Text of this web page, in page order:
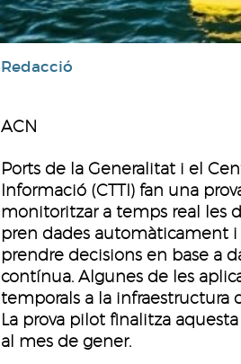
Redacció
ACN
Ports de la Generalitat i el
Informació (CTTI) fan una
monitoritzar a temps real les
pren dades automàticament i
prendre decisions en base a
contínua. Algunes de les
temporals a la infraestructura
La prova pilot finalitza
al mes de gener.